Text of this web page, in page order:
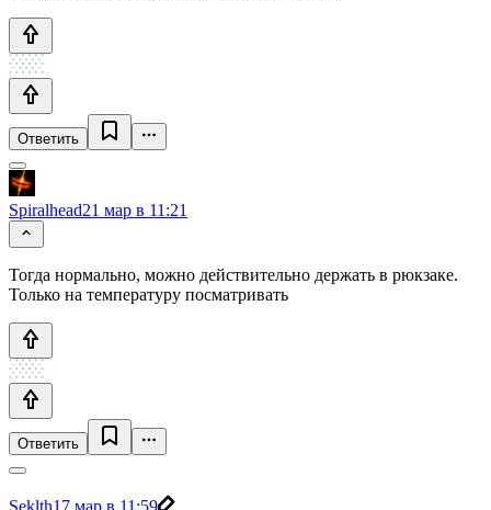
Ответить
Spiralhead21 мар в 11:21
Тогда нормально, можно действительно держать в рюкзаке.
Только на температуру посматривать
Ответить
Seklth17 мар в 11:59